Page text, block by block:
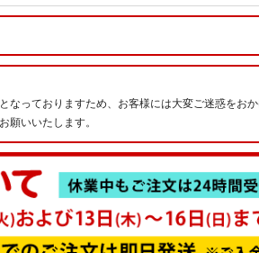
っておりますため、お客様には大変ご迷惑をおか
願いいたします。